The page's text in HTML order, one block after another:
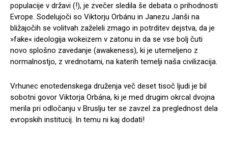
populacije v državi (!), je zvečer sledila še debata o prihodnosti
Evrope. Sodelujoči so Viktorju Orbánu in Janezu Janši na
bližajočih se volitvah zaželeli zmago in potrditev dejstva, da je
»fake« ideologija wokeizem v zatonu in da se vse bolj čuti
novo splošno zavedanje (awakeness), ki je utemeljeno z
normalnostjo, z vrednotami, na katerih temelji naša civilizacija.
Vrhunec enotedenskega druženja več deset tisoč ljudi je bil
sobotni govor Viktorja Orbána, ki je med drugim okrcal dvojna
merila pri odločanju v Bruslju ter se zavzel za preglednost dela
evropskih institucij. In temu ni kaj dodati!